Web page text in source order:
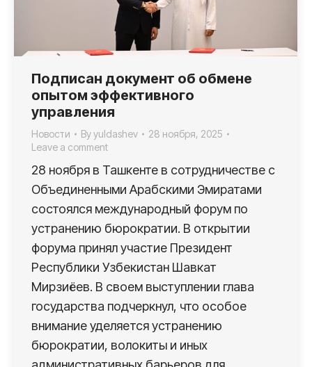
Подписан документ об обмене
опытом эффективного
управления
Новости Byyuldashev
28 ноября, 2025
Leave a comment
28 ноября в Ташкенте в сотрудничестве с
Объединенными Арабскими Эмиратами
состоялся международный форум по
устранению бюрократии. В открытии
форума принял участие Президент
Республики Узбекистан Шавкат
Мирзиёев. В своем выступлении глава
государства подчеркнул, что особое
внимание уделяется устранению
бюрократии, волокиты и иных